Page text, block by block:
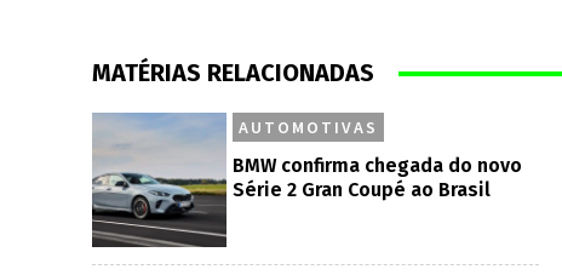
MATÉRIAS RELACIONADAS
AUTOMOTIVAS
BMW confirma chegada do novo
Série 2 Gran Coupé ao Brasil